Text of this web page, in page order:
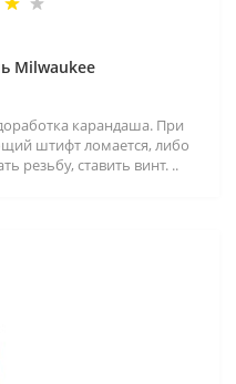
Milwaukee
карандаша. При
штифт ломается, либо
резьбу, ставить винт. ..